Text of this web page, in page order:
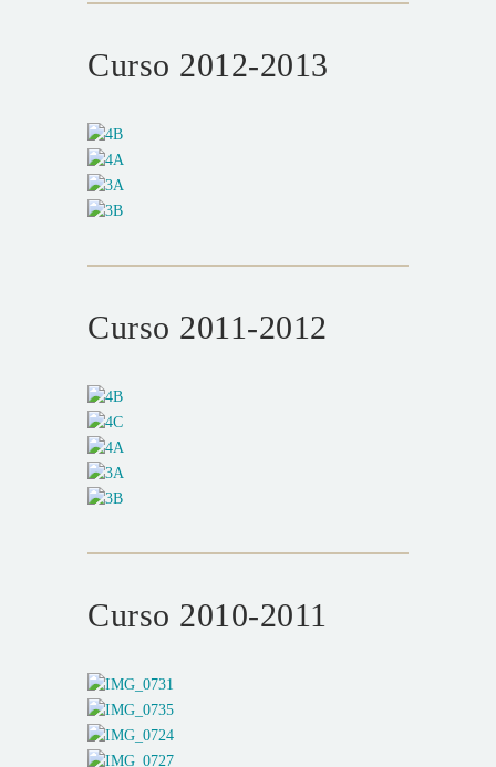
Curso 2012-2013
Curso 2011-2012
Curso 2010-2011